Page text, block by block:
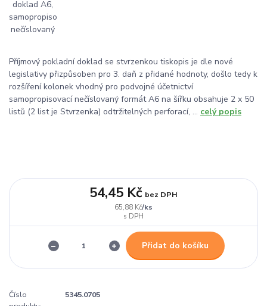
Příjmový pokladní doklad se stvrzenkou tiskopis je dle nové
legislativy přizpůsoben pro 3. daň z přidané hodnoty, došlo tedy k
rozšíření kolonek vhodný pro podvojné účetnictví
samopropisovací nečíslovaný formát A6 na šířku obsahuje 2 x 50
listů (2 list je Stvrzenka) odtržitelných perforací, ... celý popis
65,88 Kč/ks
54,45 Kč bez DPH
Přidat do košíku
Číslo
5345.0705